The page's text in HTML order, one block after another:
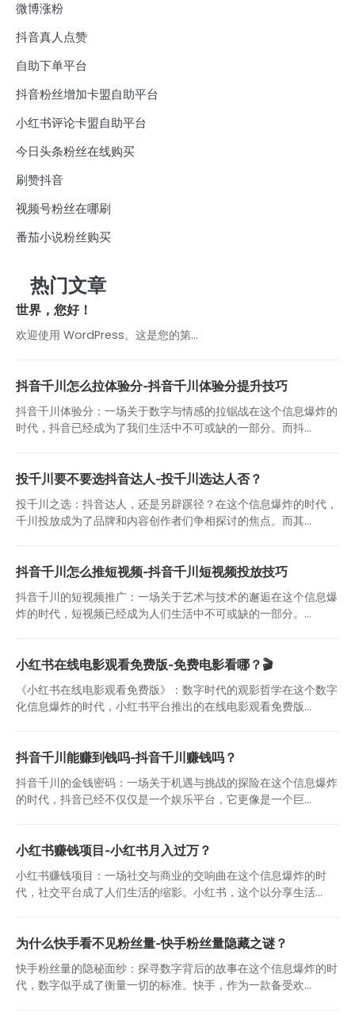
微博涨粉
抖音真人点赞
自助下单平台
抖音粉丝增加卡盟自助平台
小红书评论卡盟自助平台
今日头条粉丝在线购买
刷赞抖音
视频号粉丝在哪刷
番茄小说粉丝购买
热门文章
世界，您好！
欢迎使用 WordPress。这是您的第…
抖音千川怎么拉体验分-抖音千川体验分提升技巧
抖音千川体验分：一场关于数字与情感的拉锯战在这个信息爆炸的
时代，抖音已经成为了我们生活中不可或缺的一部分。而抖...
投千川要不要选抖音达人-投千川选达人否？
投千川之选：抖音达人，还是另辟蹊径？在这个信息爆炸的时代，
千川投放成为了品牌和内容创作者们争相探讨的焦点。而其...
抖音千川怎么推短视频-抖音千川短视频投放技巧
抖音千川的短视频推广：一场关于艺术与技术的邂逅在这个信息爆
炸的时代，短视频已经成为人们生活中不可或缺的一部分。...
小红书在线电影观看免费版-免费电影看哪？🎬
《小红书在线电影观看免费版》：数字时代的观影哲学在这个数字
化信息爆炸的时代，小红书平台推出的在线电影观看免费版...
抖音千川能赚到钱吗-抖音千川赚钱吗？
抖音千川的金钱密码：一场关于机遇与挑战的探险在这个信息爆炸
的时代，抖音已经不仅仅是一个娱乐平台，它更像是一个巨...
小红书赚钱项目-小红书月入过万？
小红书赚钱项目：一场社交与商业的交响曲在这个信息爆炸的时
代，社交平台成了人们生活的缩影。小红书，这个以分享生活...
为什么快手看不见粉丝量-快手粉丝量隐藏之谜？
快手粉丝量的隐秘面纱：探寻数字背后的故事在这个信息爆炸的时
代，数字似乎成了衡量一切的标准。快手，作为一款备受欢...